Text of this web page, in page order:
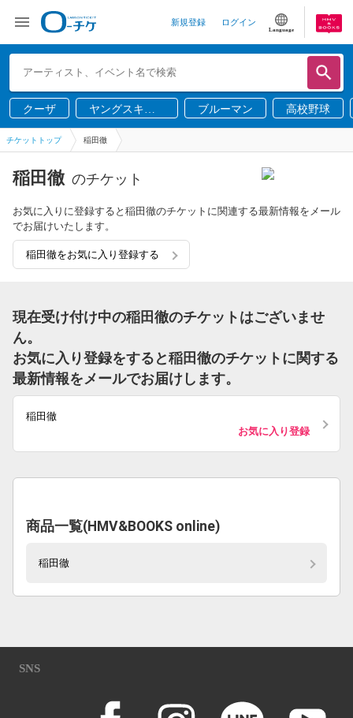
新規登録 ログイン
Language
クーザ
ヤングスキニ
ー
ブルーマン 高校野球
チケットトップ 稲田徹
稲田徹 のチケット
お気に入りに登録すると稲田徹のチケットに関連する最新情報をメール
でお届けいたします。
稲田徹をお気に入り登録する
現在受け付け中の稲田徹のチケットはございませ
ん。
お気に入り登録をすると稲田徹のチケットに関する
最新情報をメールでお届けします。
稲田徹
お気に入り登録
商品一覧(HMV&BOOKS online)
稲田徹
SNS